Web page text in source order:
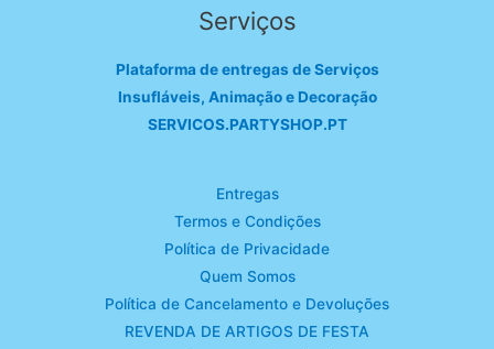
Serviços
Plataforma de entregas de Serviços
Insufláveis, Animação e Decoração
SERVICOS.PARTYSHOP.PT
Entregas
Termos e Condições
Política de Privacidade
Quem Somos
Política de Cancelamento e Devoluções
REVENDA DE ARTIGOS DE FESTA